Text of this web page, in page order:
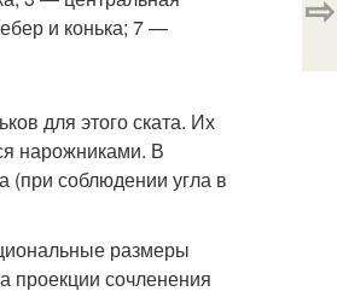
и конька; 7 —
для этого ската. Их
нарожниками. В
(при соблюдении угла в
размеры
проекции сочленения